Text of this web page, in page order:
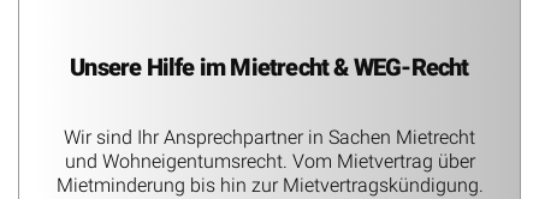
Unsere Hilfe im Mietrecht & WEG-Recht
Wir sind Ihr Ansprechpartner in Sachen Mietrecht
und Wohneigentumsrecht. Vom Mietvertrag über
Mietminderung bis hin zur Mietvertragskündigung.